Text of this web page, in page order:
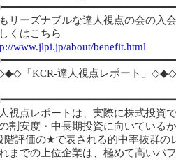
リーズナブルな達人視点の会の入
くはこちら
www.jlpi.jp/about/benefit.html
「KCR-達人視点レポート」
供
視点レポートは、実際に株式投資
割安度・中長期投資に向いている
階評価の★で表される的中率抜群の
までの上位企業は、極めて高いパ